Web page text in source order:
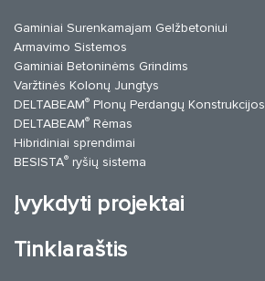
Gaminiai Surenkamajam Gelžbetoniui
Armavimo Sistemos
Gaminiai Betoninėms Grindims
Varžtinės Kolonų Jungtys
DELTABEAM® Plonų Perdangų Konstrukcijos
DELTABEAM® Rėmas
Hibridiniai sprendimai
BESISTA® ryšių sistema
Įvykdyti projektai
Tinklaraštis